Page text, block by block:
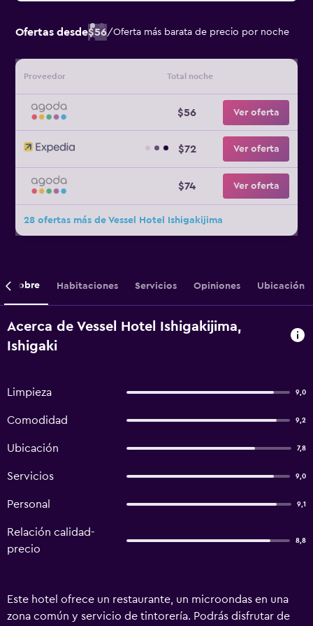
Ofertas desde$56/Oferta más barata de precio por noche
Proveedor Total noche
$56 Ver oferta
$72 Ver oferta
$74 Ver oferta
28 ofertas más de Vessel Hotel Ishigakijima
Sobre Habitaciones Servicios Opiniones Ubicación
Acerca de Vessel Hotel Ishigakijima,
Ishigaki
Limpieza 9,0
Comodidad 9,2
Ubicación 7,8
Servicios 9,0
Personal 9,1
Relación calidad-
precio
8,8
Este hotel ofrece un restaurante, un microondas en una
zona común y servicio de tintorería. Podrás disfrutar de